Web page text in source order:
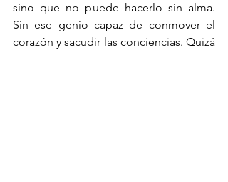
sino que no puede hacerlo sin alma.
Sin ese genio capaz de conmover el
corazón y sacudir las conciencias. Quizá